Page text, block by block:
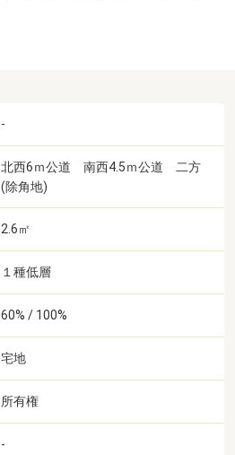
-
北西6ｍ公道 南西4.5ｍ公道 二方
(除角地)
2.6㎡
１種低層
60% / 100%
宅地
所有権
-